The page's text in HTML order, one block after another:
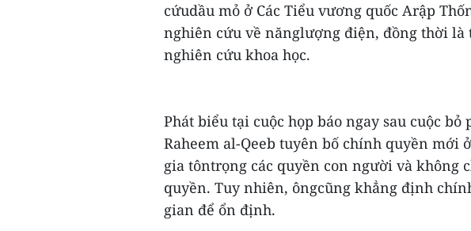
cứudầu mỏ ở Các Tiểu vương quốc Arập
nghiên cứu về nănglượng điện, đồng thời là
nghiên cứu khoa học.
Phát biểu tại cuộc họp báo ngay sau cuộc
Raheem al-Qeeb tuyên bố chính quyền mới
gia tôntrọng các quyền con người và không
quyền. Tuy nhiên, ôngcũng khẳng định
gian để ổn định.